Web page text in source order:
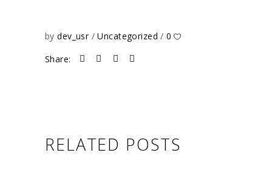
bydev_usr Uncategorized
0
Share:
RELATED POSTS